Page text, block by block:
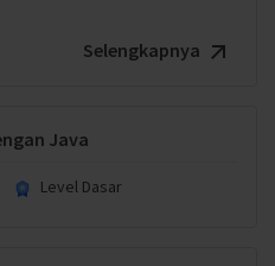
Selengkapnya
Java
Level Dasar